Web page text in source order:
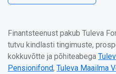
Finantsteenust pakub Tuleva
tutvu kindlasti tingimuste,
kokkuvõtte ja põhiteabega
Pensionifond, Tuleva Maailma